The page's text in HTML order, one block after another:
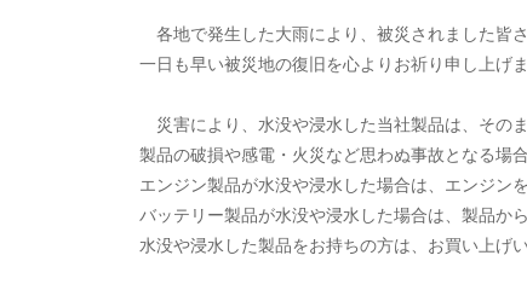
各地で発生した大雨により、被災されました皆
一日も早い被災地の復旧を心よりお祈り申し上げま
災害により、水没や浸水した当社製品は、その
製品の破損や感電・火災など思わぬ事故となる場
エンジン製品が水没や浸水した場合は、エンジン
バッテリー製品が水没や浸水した場合は、製品か
水没や浸水した製品をお持ちの方は、お買い上げ